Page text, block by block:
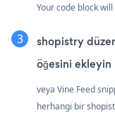
Your code block
shopistry
öğesini ekleyin
veya Vine Feed
herhangi bir